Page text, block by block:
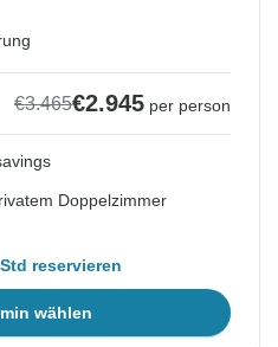
€3.465€2.945 per person
Doppelzimmer
reservieren
wählen